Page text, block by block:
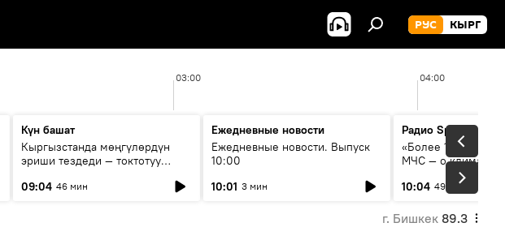
РУС КЫРГ
03:00 04:00
Күн башат
Кыргызстанда мөңгүлөрдүн
эриши тездеди — токтотуу
09:04 46 мин
Ежедневные новости
Ежедневные новости. Выпуск
10:00
10:01 3 мин
Радио Sputnik
«Более 1200 сёл в
МЧС — о климате,
системе
населения
10:04 49 мин
г. Бишкек 89.3